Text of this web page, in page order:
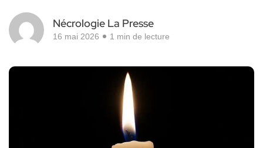
Nécrologie La Presse
16 mai 2026 1 min de lecture